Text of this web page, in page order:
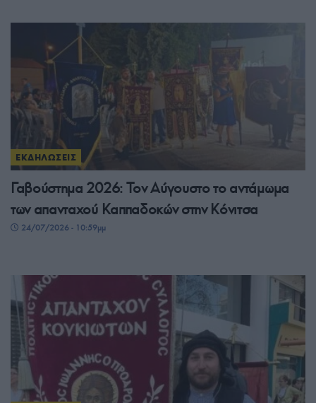
ΕΚΔΗΛΩΣΕΙΣ
Γαβούστημα 2026: Τον Αύγουστο το αντάμωμα
των απανταχού Καππαδοκών στην Κόνιτσα
24/07/2026 - 10:59μμ